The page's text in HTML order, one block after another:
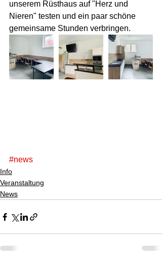
unserem Rüsthaus auf "Herz und
Nieren" testen und ein paar schöne
gemeinsame Stunden verbringen.
#news
Info
Veranstaltung
News